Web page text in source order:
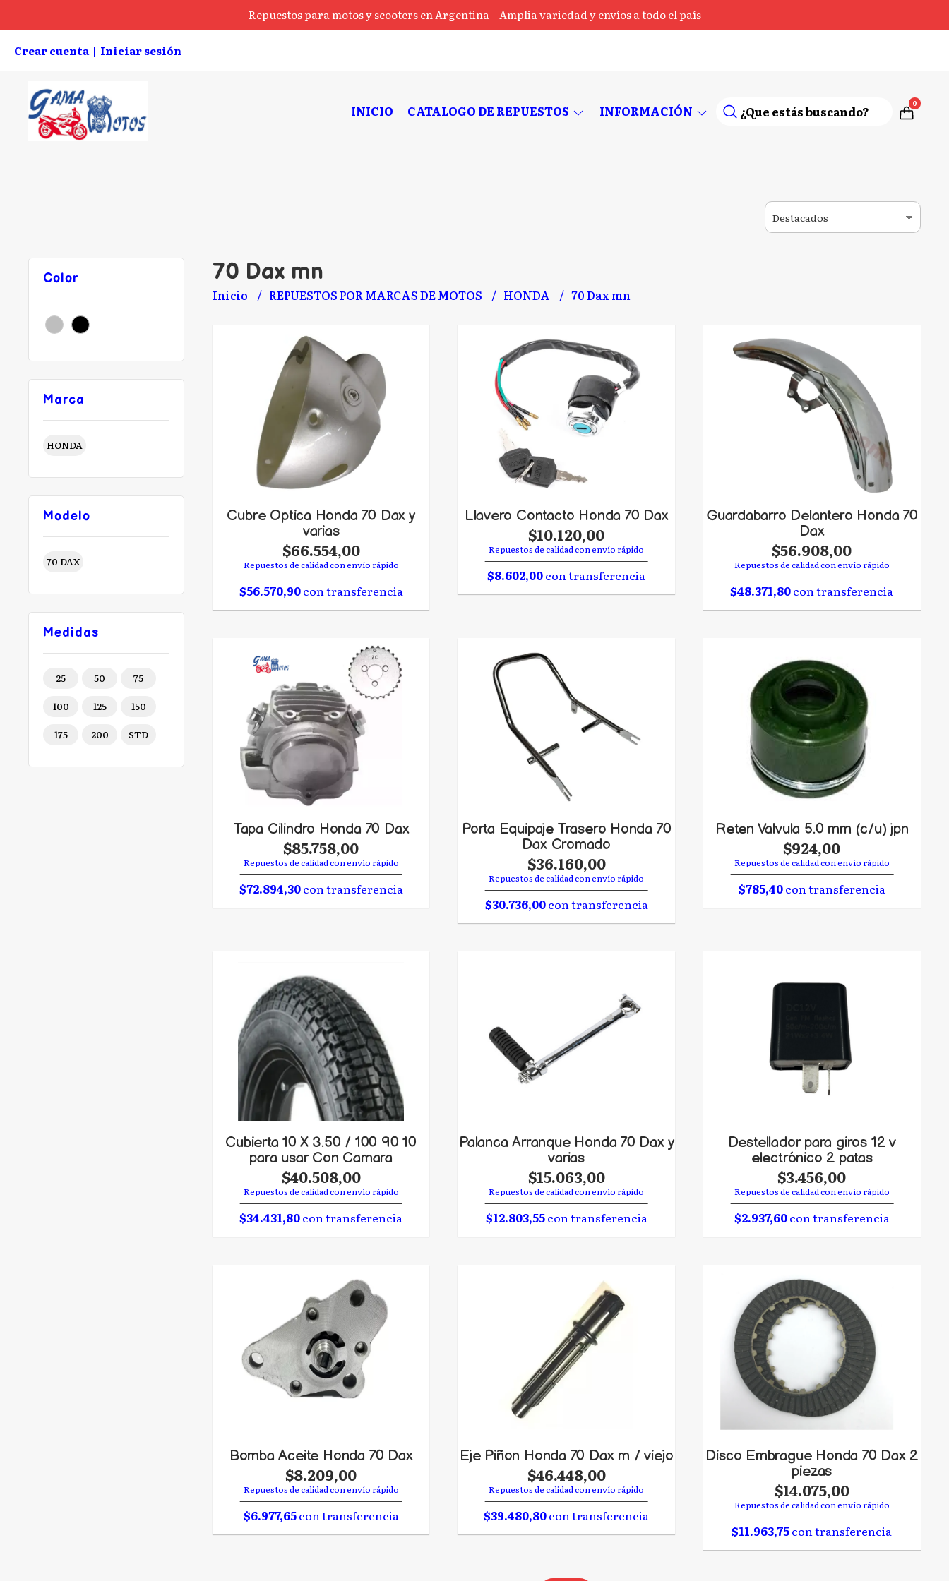
Repuestos para motos y scooters en Argentina – Amplia variedad y envíos a todo el país
Crear cuenta | Iniciar sesión
INICIO CATALOGO DE REPUESTOS INFORMACIÓN 0
Color
Marca
HONDA
Modelo
70 DAX
Medidas
25 50 75
100 125 150
175 200 STD
70 Dax mn
Inicio REPUESTOS POR MARCAS DE MOTOS HONDA 70 Dax mn
Cubre Optica Honda 70 Dax y
varias
$66.554,00
Repuestos de calidad con envío rápido
$56.570,90con transferencia
Llavero Contacto Honda 70 Dax
$10.120,00
Repuestos de calidad con envío rápido
$8.602,00con transferencia
Guardabarro Delantero Honda 70
Dax
$56.908,00
Repuestos de calidad con envío rápido
$48.371,80con transferencia
Tapa Cilindro Honda 70 Dax
$85.758,00
Repuestos de calidad con envío rápido
$72.894,30con transferencia
Porta Equipaje Trasero Honda 70
Dax Cromado
$36.160,00
Repuestos de calidad con envío rápido
$30.736,00con transferencia
Reten Valvula 5.0 mm (c/u) jpn
$924,00
Repuestos de calidad con envío rápido
$785,40con transferencia
Cubierta 10 X 3.50 / 100 90 10
para usar Con Camara
$40.508,00
Repuestos de calidad con envío rápido
$34.431,80con transferencia
Palanca Arranque Honda 70 Dax y
varias
$15.063,00
Repuestos de calidad con envío rápido
$12.803,55con transferencia
Destellador para giros 12 v
electrónico 2 patas
$3.456,00
Repuestos de calidad con envío rápido
$2.937,60con transferencia
Bomba Aceite Honda 70 Dax
$8.209,00
Repuestos de calidad con envío rápido
$6.977,65con transferencia
Eje Piñon Honda 70 Dax m / viejo
$46.448,00
Repuestos de calidad con envío rápido
$39.480,80con transferencia
Disco Embrague Honda 70 Dax 2
piezas
$14.075,00
Repuestos de calidad con envío rápido
$11.963,75con transferencia